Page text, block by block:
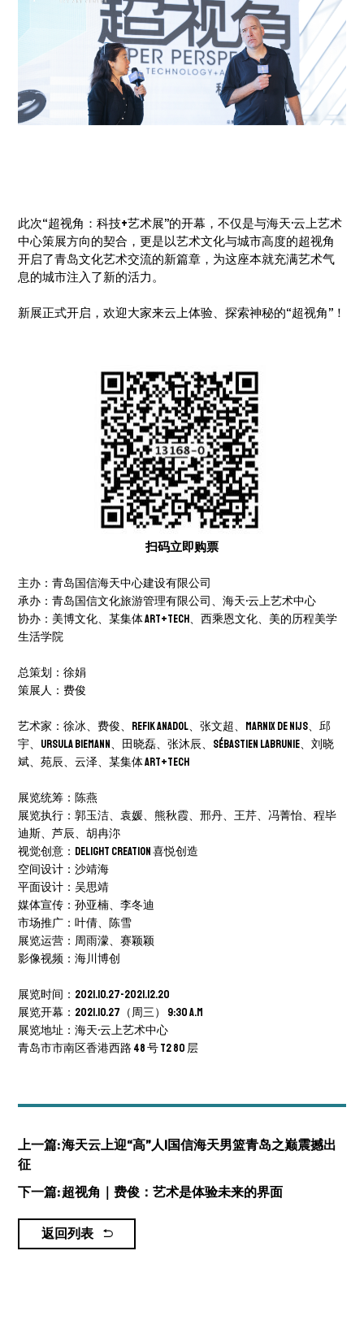
此次“超视角：科技+艺术展”的开幕，不仅是与海天·云上艺术
中心策展方向的契合，更是以艺术文化与城市高度的超视角
开启了青岛文化艺术交流的新篇章，为这座本就充满艺术气
息的城市注入了新的活力。
新展正式开启，欢迎大家来云上体验、探索神秘的“超视角”！
扫码立即购票
主办：青岛国信海天中心建设有限公司
承办：青岛国信文化旅游管理有限公司、海天·云上艺术中心
协办：美博文化、某集体 ART+TECH、西乘恩文化、美的历程美学
生活学院
总策划：徐娟
策展人：费俊
艺术家：徐冰、费俊、Refik Anadol、张文超、Marnix de Nĳs、邱
宇、Ursula Biemann、田晓磊、张沐辰、Sébastien Labrunie、刘晓
斌、苑辰、云泽、某集体 ART+TECH
展览统筹：陈燕
展览执行：郭玉洁、袁媛、熊秋霞、邢丹、王芹、冯菁怡、程毕
迪斯、芦辰、胡冉沵
视觉创意：Delight Creation 喜悦创造
空间设计：沙靖海
平面设计：吴思靖
媒体宣传：孙亚楠、李冬迪
市场推广：叶倩、陈雪
展览运营：周雨濛、赛颖颖
影像视频：海川博创
展览时间：2021.10.27-2021.12.20
展览开幕：2021.10.27（周三） 9:30 a.m
展览地址：海天·云上艺术中心
青岛市市南区香港西路 48 号 T2 80 层
上一篇: 海天云上迎“高”人|国信海天男篮青岛之巅震撼出
征
下一篇: 超视角｜费俊：艺术是体验未来的界面
返回列表